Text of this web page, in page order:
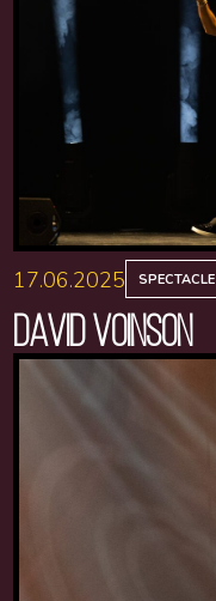
17.06.2025 SPECTACLE
DAVID VOINSON